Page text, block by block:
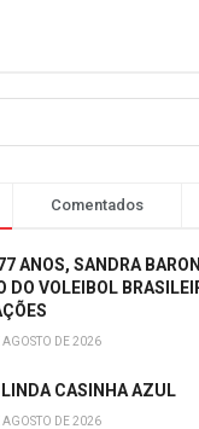
Comentados
ANOS, SANDRA
DO VOLEIBOL
AGOSTO DE 2026
CASINHA AZUL
AGOSTO DE 2026